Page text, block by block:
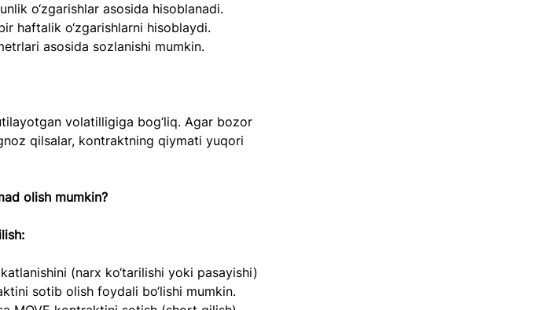
o‘zgarishlar asosida hisoblanadi.
haftalik o‘zgarishlarni hisoblaydi.
asosida sozlanishi mumkin.
qilsalar, kontraktning qiymati yuqori
olish mumkin?
sotib olish foydali bo‘lishi mumkin.